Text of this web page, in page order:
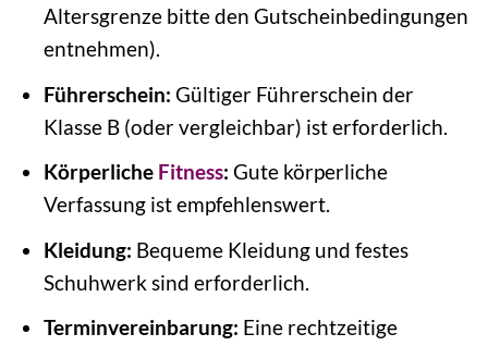
Altersgrenze bitte den Gutscheinbedingungen
entnehmen).
Führerschein: Gültiger Führerschein der
Klasse B (oder vergleichbar) ist erforderlich.
Körperliche Fitness: Gute körperliche
Verfassung ist empfehlenswert.
Kleidung: Bequeme Kleidung und festes
Schuhwerk sind erforderlich.
Terminvereinbarung: Eine rechtzeitige